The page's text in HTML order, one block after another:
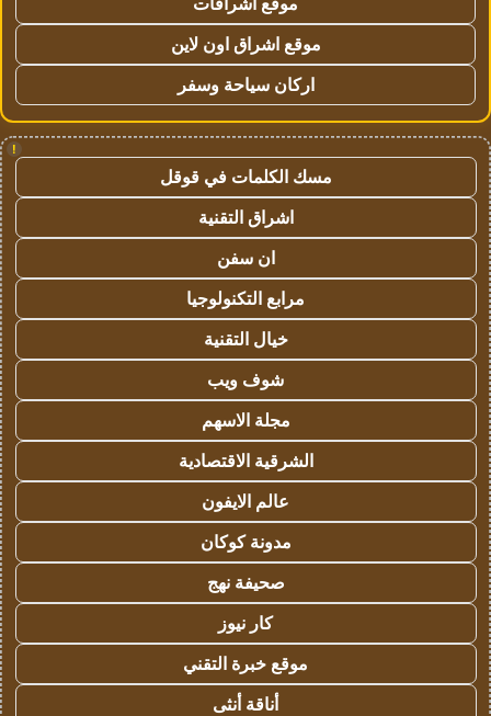
موقع اشراق اون لاين
اركان سياحة وسفر
!
مسك الكلمات في قوقل
اشراق التقنية
ان سفن
مرابع التكنولوجيا
خيال التقنية
شوف ويب
مجلة الاسهم
الشرقية الاقتصادية
عالم الايفون
مدونة كوكان
صحيفة نهج
كار نيوز
موقع خبرة التقني
أناقة أنثى